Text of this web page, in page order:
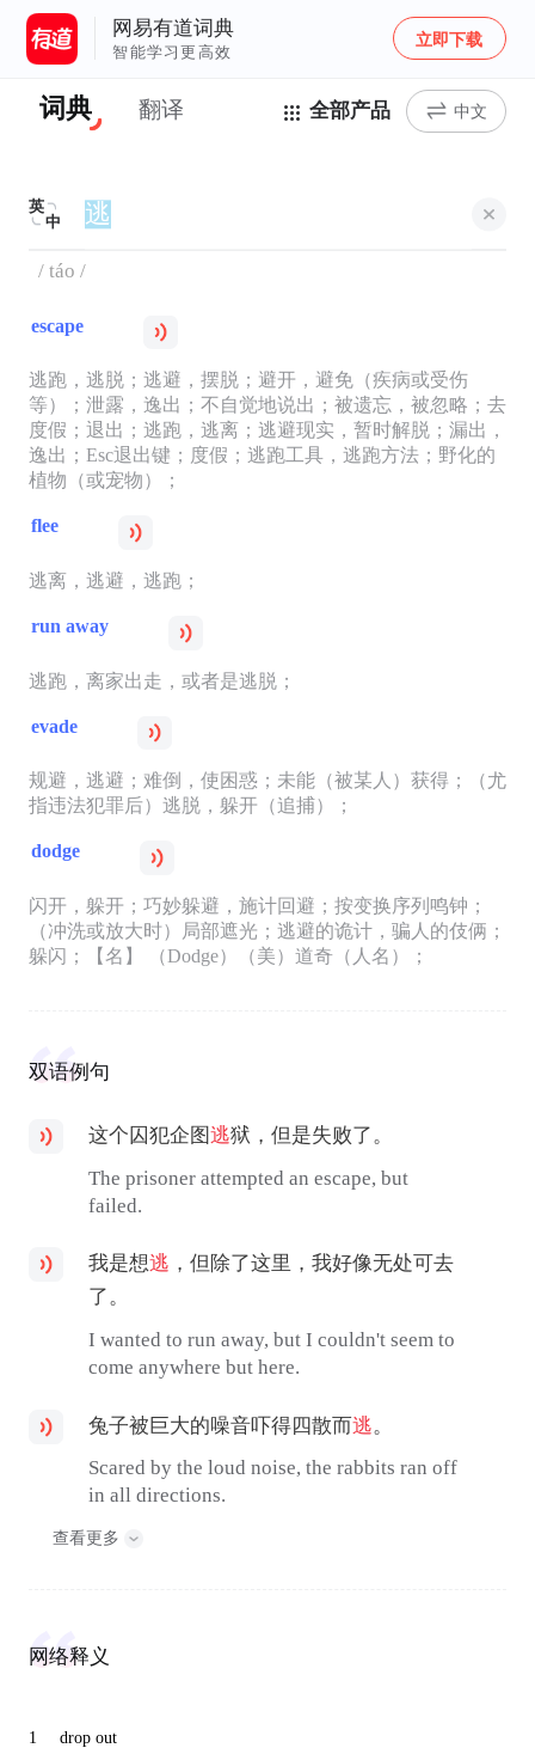
网易有道词典
智能学习更高效
立即下载
词典 翻译 全部产品 中文
英
中
/ táo /
escape
逃跑，逃脱；逃避，摆脱；避开，避免（疾病或受伤
等）；泄露，逸出；不自觉地说出；被遗忘，被忽略；去
度假；退出；逃跑，逃离；逃避现实，暂时解脱；漏出，
逸出；Esc退出键；度假；逃跑工具，逃跑方法；野化的
植物（或宠物）；
flee
逃离，逃避，逃跑；
run away
逃跑，离家出走，或者是逃脱；
evade
规避，逃避；难倒，使困惑；未能（被某人）获得；（尤
指违法犯罪后）逃脱，躲开（追捕）；
dodge
闪开，躲开；巧妙躲避，施计回避；按变换序列鸣钟；
（冲洗或放大时）局部遮光；逃避的诡计，骗人的伎俩；
躲闪；【名】 （Dodge）（美）道奇（人名）；
双语例句
这个囚犯企图逃狱，但是失败了。
The prisoner attempted an escape, but
failed.
我是想逃 ，但除了这里，我好像无处可去
了。
I wanted to run away, but I couldn't seem to
come anywhere but here.
兔子被巨大的噪音吓得四散而逃。
Scared by the loud noise, the rabbits ran off
in all directions.
查看更多
网络释义
1 drop out